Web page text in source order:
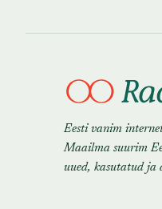
Eesti vanim
Maailma suurim
uued, kasutatud ja